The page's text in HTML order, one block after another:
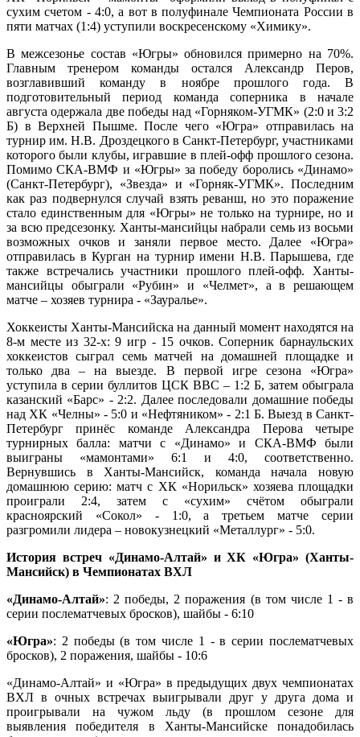
сухим счетом - 4:0, а вот в полуфинале Чемпионата России в
пяти матчах (1:4) уступили воскресенскому «Химику».
В межсезонье состав «Югры» обновился примерно на 70%.
Главным тренером команды остался Александр Перов,
возглавивший команду в ноябре прошлого года. В
подготовительный период команда соперника в начале
августа одержала две победы над «Горняком-УГМК» (2:0 и 3:2
Б) в Верхней Пышме. После чего «Югра» отправилась на
турнир им. Н.В. Дроздецкого в Санкт-Петербург, участниками
которого были клубы, игравшие в плей-офф прошлого сезона.
Помимо СКА-ВМФ и «Югры» за победу боролись «Динамо»
(Санкт-Петербург), «Звезда» и «Горняк-УГМК». Последним
как раз подвернулся случай взять реванш, но это поражение
стало единственным для «Югры» не только на турнире, но и
за всю предсезонку. Ханты-мансийцы набрали семь из восьми
возможных очков и заняли первое место. Далее «Югра»
отправилась в Курган на турнир имени Н.В. Парышева, где
также встречались участники прошлого плей-офф. Ханты-
мансийцы обыграли «Рубин» и «Челмет», а в решающем
матче – хозяев турнира - «Зауралье».
Хоккеисты Ханты-Мансийска на данный момент находятся на
8-м месте из 32-х: 9 игр - 15 очков. Соперник барнаульских
хоккеистов сыграл семь матчей на домашней площадке и
только два – на выезде. В первой игре сезона «Югра»
уступила в серии буллитов ЦСК ВВС – 1:2 Б, затем обыграла
казанский «Барс» - 2:2. Далее последовали домашние победы
над ХК «Челны» - 5:0 и «Нефтяником» - 2:1 Б. Выезд в Санкт-
Петербург принёс команде Александра Перова четыре
турнирных балла: матчи с «Динамо» и СКА-ВМФ были
выиграны «мамонтами» 6:1 и 4:0, соответственно.
Вернувшись в Ханты-Мансийск, команда начала новую
домашнюю серию: матч с ХК «Норильск» хозяева площадки
проиграли 2:4, затем с «сухим» счётом обыграли
красноярский «Сокол» - 1:0, а третьем матче серии
разгромили лидера – новокузнецкий «Металлург» - 5:0.
История встреч «Динамо-Алтай» и ХК «Югра» (Ханты-
Мансийск) в Чемпионатах ВХЛ
«Динамо-Алтай»: 2 победы, 2 поражения (в том числе 1 - в
серии послематчевых бросков), шайбы - 6:10
«Югра»: 2 победы (в том числе 1 - в серии послематчевых
бросков), 2 поражения, шайбы - 10:6
«Динамо-Алтай» и «Югра» в предыдущих двух чемпионатах
ВХЛ в очных встречах выигрывали друг у друга дома и
проигрывали на чужом льду (в прошлом сезоне для
выявления победителя в Ханты-Мансийске понадобилась